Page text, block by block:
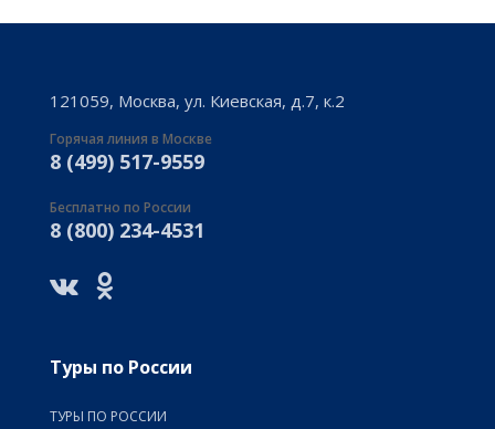
121059, Москва, ул. Киевская, д.7, к.2
Горячая линия в Москве
8 (499) 517-9559
Бесплатно по России
8 (800) 234-4531
Туры по России
ТУРЫ ПО РОССИИ